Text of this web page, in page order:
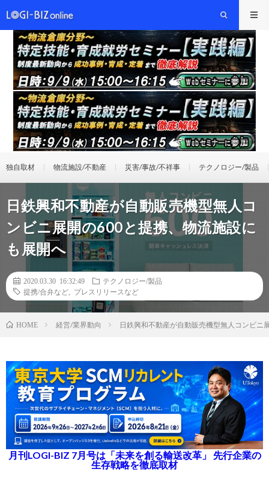
独自取材 物流施設/不動産 災害/事故/不祥事 テクノロジー/製品
日鉄興和不動産が自動販売機型無人コ
ンビニ展開の600と提携、物流施設に
も展開へ
2020.03.30 16:32:49
テクノロジー/製品
提携/合弁など
プレスリリースなど
HOME 経営/業界動向 日鉄興和不動産が自動販売機型無人コンビニ
月刊LOGI-BIZ 7月号は「未来を創る輸送改革」 先行企業の
生存戦略を徹底取材